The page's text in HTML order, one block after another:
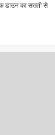
डाउन का सख्ती से